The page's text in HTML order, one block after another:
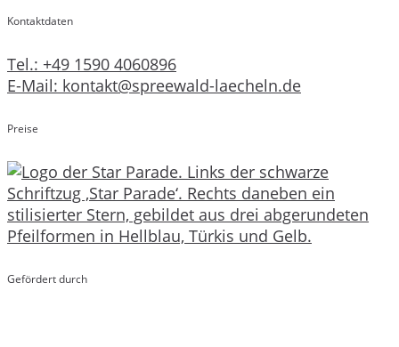
Kontaktdaten
Tel.: +49 1590 4060896
E-Mail: kontakt@spreewald-laecheln.de
Preise
Gefördert durch